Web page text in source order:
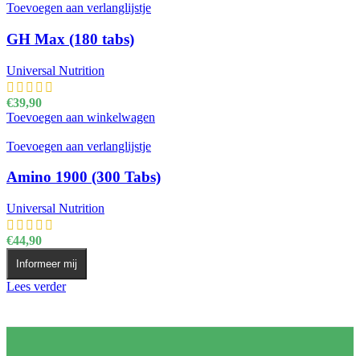
Toevoegen aan verlanglijstje
GH Max (180 tabs)
Universal Nutrition
€39,90
Toevoegen aan winkelwagen
Toevoegen aan verlanglijstje
Amino 1900 (300 Tabs)
Universal Nutrition
€44,90
Informeer mij
Lees verder